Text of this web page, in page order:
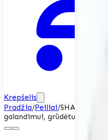
Krepšelis
Pradžia/Peiliai/SHAPTON
galandimui, grūdėtumas 2000